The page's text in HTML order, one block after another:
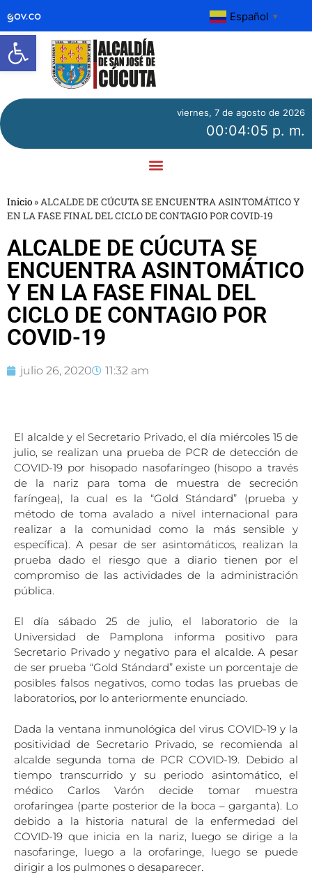
Abrir barra de herramientas
Español ▼
viernes, 7 de agosto de 2026
00:04:06 p. m.
Inicio » ALCALDE DE CÚCUTA SE ENCUENTRA ASINTOMÁTICO Y
EN LA FASE FINAL DEL CICLO DE CONTAGIO POR COVID-19
ALCALDE DE CÚCUTA SE
ENCUENTRA ASINTOMÁTICO
Y EN LA FASE FINAL DEL
CICLO DE CONTAGIO POR
COVID-19
julio 26, 2020 11:32 am
El alcalde y el Secretario Privado, el día miércoles 15 de
julio, se realizan una prueba de PCR de detección de
COVID-19 por hisopado nasofaríngeo (hisopo a través
de la nariz para toma de muestra de secreción
faríngea), la cual es la “Gold Stándard” (prueba y
método de toma avalado a nivel internacional para
realizar a la comunidad como la más sensible y
específica). A pesar de ser asintomáticos, realizan la
prueba dado el riesgo que a diario tienen por el
compromiso de las actividades de la administración
pública.
El día sábado 25 de julio, el laboratorio de la
Universidad de Pamplona informa positivo para
Secretario Privado y negativo para el alcalde. A pesar
de ser prueba “Gold Stándard” existe un porcentaje de
posibles falsos negativos, como todas las pruebas de
laboratorios, por lo anteriormente enunciado.
Dada la ventana inmunológica del virus COVID-19 y la
positividad de Secretario Privado, se recomienda al
alcalde segunda toma de PCR COVID-19. Debido al
tiempo transcurrido y su periodo asintomático, el
médico Carlos Varón decide tomar muestra
orofaríngea (parte posterior de la boca – garganta). Lo
debido a la historia natural de la enfermedad del
COVID-19 que inicia en la nariz, luego se dirige a la
nasofaringe, luego a la orofaringe, luego se puede
dirigir a los pulmones o desaparecer.